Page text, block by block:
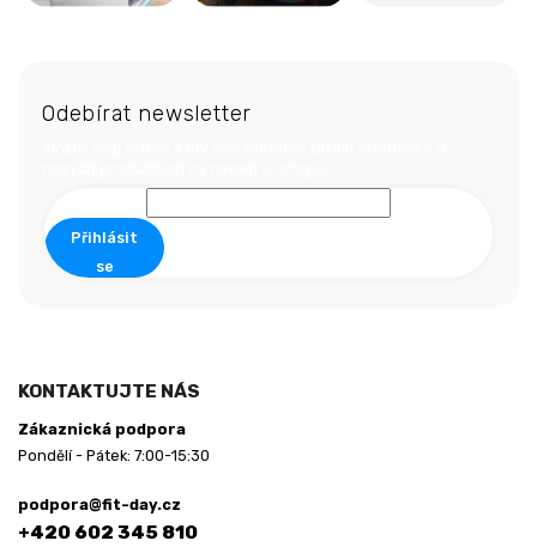
Odebírat newsletter
Přihlásit
se
KONTAKTUJTE NÁS
Zákaznická podpora
Pondělí - Pátek: 7:00-15:30
podpora@fit-day.cz
+420 602 345 810